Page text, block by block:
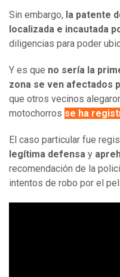
Sin embargo, la patente
localizada e incautada
diligencias para poder
Y es que no sería la
zona se ven afectados
que otros vecinos
motochorros se ha
El caso particular fue
legítima defensa y
recomendación de la
intentos de robo por el